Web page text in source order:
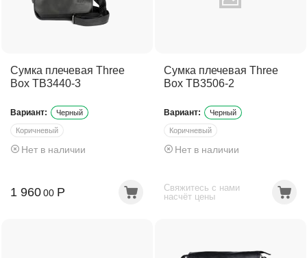
Сумка плечевая Three
Box TB3440-3
Вариант: Черный
Коричневый
Темно-коричневый
Нет в наличии
1 960 00 Р
Сумка плечевая Three
Box TB3506-2
Вариант: Черный
Коричневый
Темно-коричневый
Нет в наличии
Свяжитесь с нами
насчёт цены